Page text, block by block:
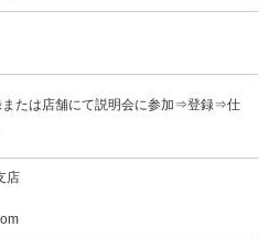
または店舗にて説明会に参加⇒登録⇒仕
店